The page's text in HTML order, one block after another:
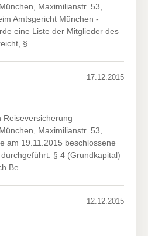
Maximilianstr. 53,
Amtsgericht München -
eine Liste der Mitglieder des
§ …
17.12.2015
Reiseversicherung
Maximilianstr. 53,
am 19.11.2015 beschlossene
§ 4 (Grundkapital)
Be…
12.12.2015